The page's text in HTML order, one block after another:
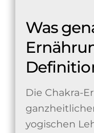
Was
Die Chakra-
yogischen